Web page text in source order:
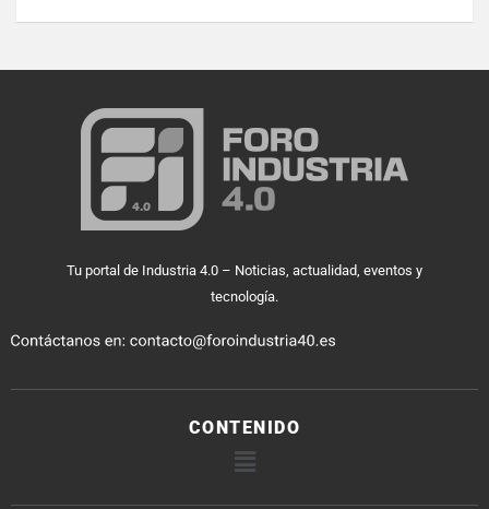
Tu portal de Industria 4.0 – Noticias, actualidad, eventos y
tecnología.
CONTENIDO